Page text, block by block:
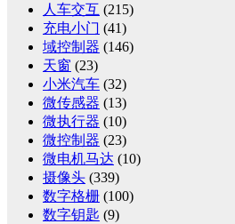
人车交互 (215)
充电小门 (41)
域控制器 (146)
天窗 (23)
小米汽车 (32)
微传感器 (13)
微执行器 (10)
微控制器 (23)
微电机马达 (10)
摄像头 (339)
数字格栅 (100)
数字钥匙 (9)